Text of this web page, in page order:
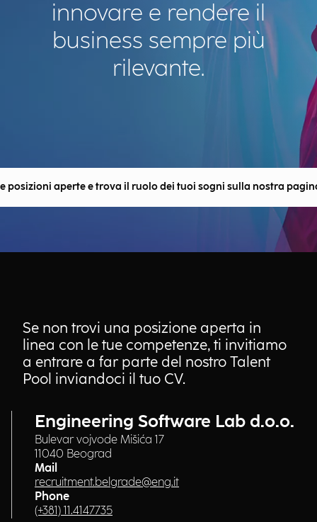
innovare e rendere il
business sempre più
rilevante.
posizioni aperte e trova il ruolo dei tuoi sogni sulla nostra
Se non trovi una posizione aperta in
linea con le tue competenze, ti invitiamo
a entrare a far parte del nostro Talent
Pool inviandoci il tuo CV.
Engineering Software Lab d.o.o.
Bulevar vojvode Mišića 17
11040 Beograd
Mail
recruitment.belgrade@eng.it
Phone
(+381) 11.4147735